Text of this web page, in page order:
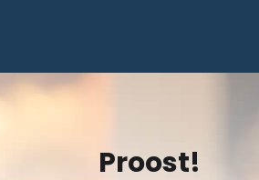
Proost!